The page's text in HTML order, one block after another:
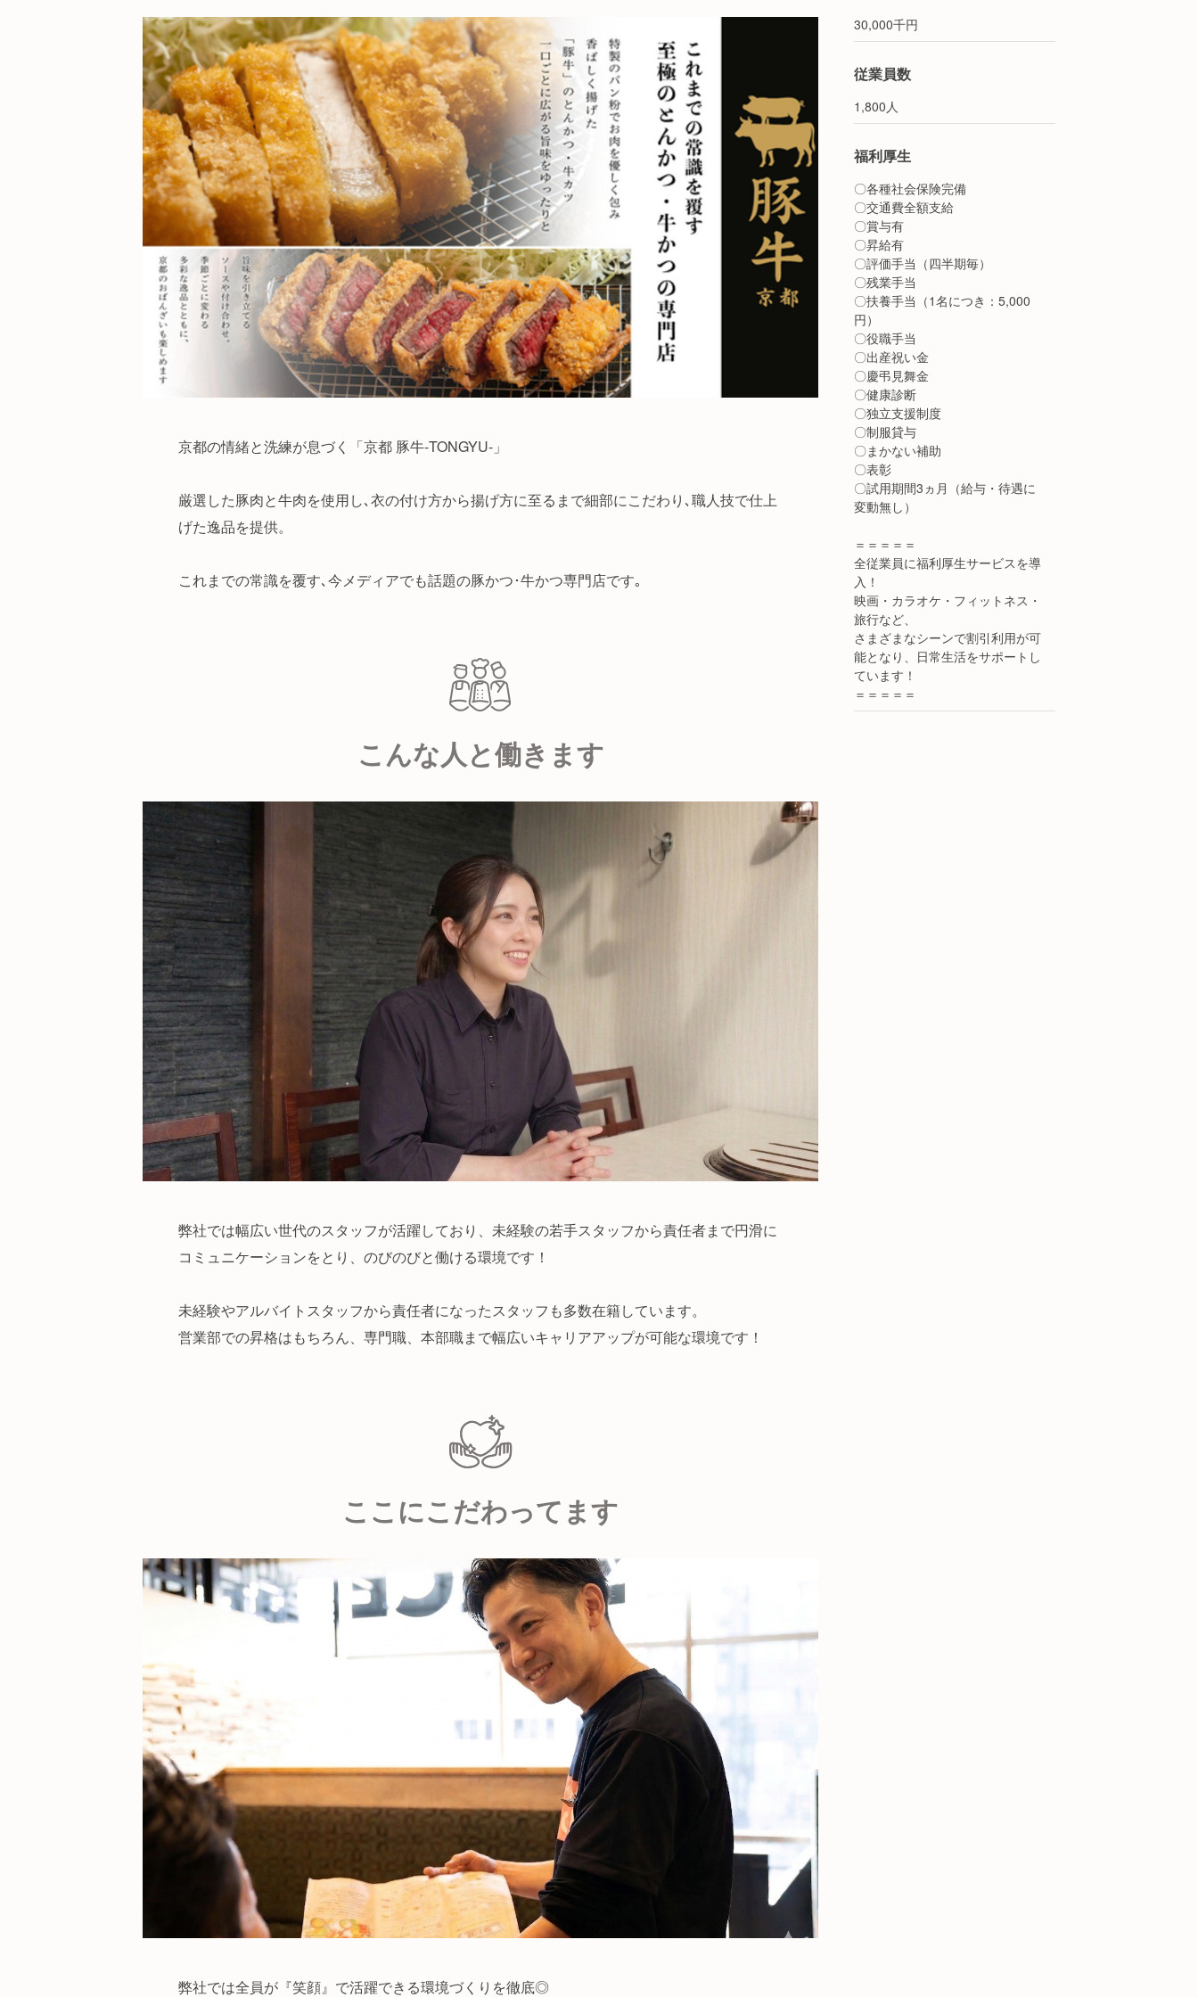
京都の情緒と洗練が息づく「京都 豚牛-TONGYU-」
厳選した豚肉と牛肉を使用し､衣の付け方から揚げ方に至るまで細部にこだわり､職人技で仕上
げた逸品を提供。
これまでの常識を覆す､今メディアでも話題の豚かつ･牛かつ専門店です｡
こんな人と働きます
弊社では幅広い世代のスタッフが活躍しており、未経験の若手スタッフから責任者まで円滑に
コミュニケーションをとり、のびのびと働ける環境です！
未経験やアルバイトスタッフから責任者になったスタッフも多数在籍しています。
営業部での昇格はもちろん、専門職、本部職まで幅広いキャリアアップが可能な環境です！
ここにこだわってます
弊社では全員が『笑顔』で活躍できる環境づくりを徹底◎
30,000千円
従業員数
1,800人
福利厚生
〇各種社会保険完備
〇交通費全額支給
〇賞与有
〇昇給有
〇評価手当（四半期毎）
〇残業手当
〇扶養手当（1名につき：5,000
円）
〇役職手当
〇出産祝い金
〇慶弔見舞金
〇健康診断
〇独立支援制度
〇制服貸与
〇まかない補助
〇表彰
〇試用期間3ヵ月（給与・待遇に
変動無し）
＝＝＝＝＝
全従業員に福利厚生サービスを導
入！
映画・カラオケ・フィットネス・
旅行など、
さまざまなシーンで割引利用が可
能となり、日常生活をサポートし
ています！
＝＝＝＝＝